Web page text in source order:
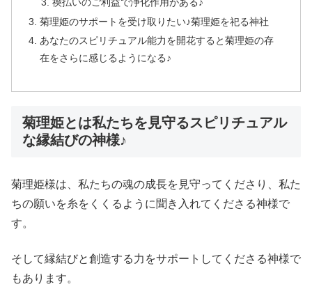
菊理姫のサポートを受け取りたい♪菊理姫を祀る神社
あなたのスピリチュアル能力を開花すると菊理姫の存
在をさらに感じるようになる♪
菊理姫とは私たちを見守るスピリチュアル
な縁結びの神様♪
菊理姫様は、私たちの魂の成長を見守ってくださり、私た
ちの願いを糸をくくるように聞き入れてくださる神様で
す。
そして縁結びと創造する力をサポートしてくださる神様で
もあります。